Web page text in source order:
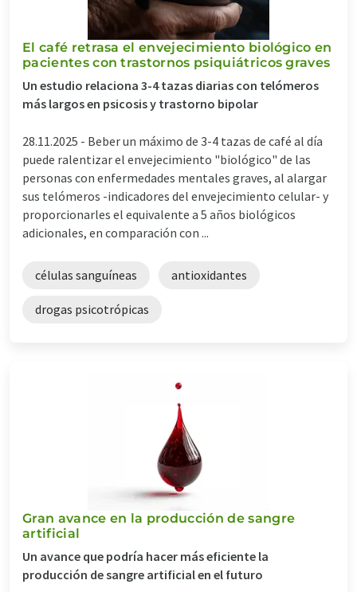
El café retrasa el envejecimiento biológico en
pacientes con trastornos psiquiátricos graves
Un estudio relaciona 3-4 tazas diarias con telómeros
más largos en psicosis y trastorno bipolar
28.11.2025 - Beber un máximo de 3-4 tazas de café al día
puede ralentizar el envejecimiento "biológico" de las
personas con enfermedades mentales graves, al alargar
sus telómeros -indicadores del envejecimiento celular- y
proporcionarles el equivalente a 5 años biológicos
adicionales, en comparación con ...
células sanguíneas antioxidantes
drogas psicotrópicas
Gran avance en la producción de sangre
artificial
Un avance que podría hacer más eficiente la
producción de sangre artificial en el futuro